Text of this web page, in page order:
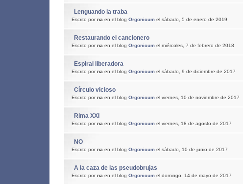
Lenguando la traba
Escrito porna en el blog Orgonicumel sábado, 5 de enero de 2019
Restaurando el cancionero
Escrito porna en el blog Orgonicumel miércoles, 7 de febrero de 2018
Espiral liberadora
Escrito porna en el blog Orgonicumel sábado, 9 de diciembre de 2017
Círculo vicioso
Escrito porna en el blog Orgonicumel viernes, 10 de noviembre de 2017
Rima XXI
Escrito porna en el blog Orgonicumel viernes, 18 de agosto de 2017
NO
Escrito porna en el blog Orgonicumel sábado, 10 de junio de 2017
A la caza de las pseudobrujas
Escrito porna en el blog Orgonicumel domingo, 14 de mayo de 2017